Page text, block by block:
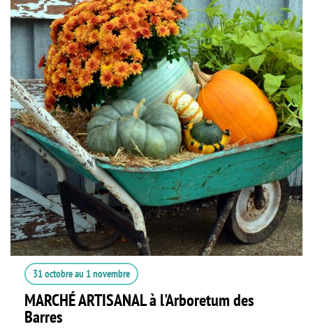
31 octobreau 1 novembre
MARCHÉ ARTISANAL à l'Arboretum des
Barres